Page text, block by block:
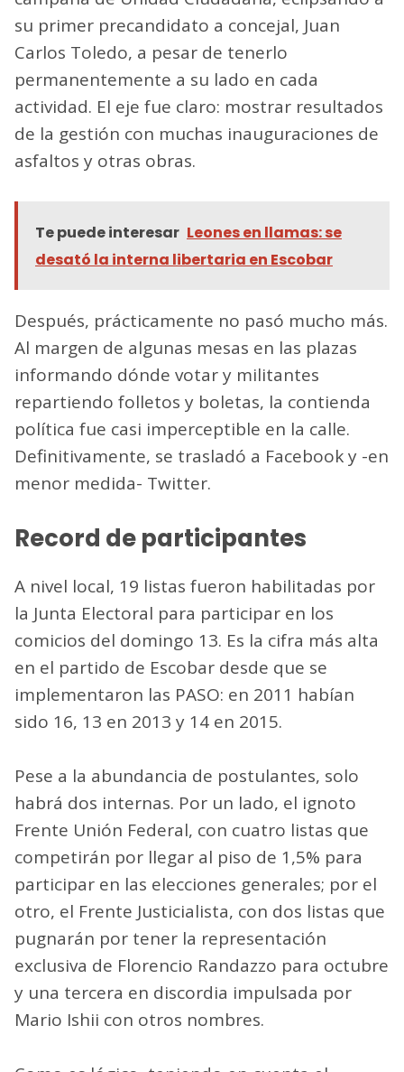
su primer precandidato a concejal, Juan
Carlos Toledo, a pesar de tenerlo
permanentemente a su lado en cada
actividad. El eje fue claro: mostrar resultados
de la gestión con muchas inauguraciones de
asfaltos y otras obras.
Te puede interesar Leones en llamas: se
desató la interna libertaria en Escobar
Después, prácticamente no pasó mucho más.
Al margen de algunas mesas en las plazas
informando dónde votar y militantes
repartiendo folletos y boletas, la contienda
política fue casi imperceptible en la calle.
Definitivamente, se trasladó a Facebook y -en
menor medida- Twitter.
Record de participantes
A nivel local, 19 listas fueron habilitadas por
la Junta Electoral para participar en los
comicios del domingo 13. Es la cifra más alta
en el partido de Escobar desde que se
implementaron las PASO: en 2011 habían
sido 16, 13 en 2013 y 14 en 2015.
Pese a la abundancia de postulantes, solo
habrá dos internas. Por un lado, el ignoto
Frente Unión Federal, con cuatro listas que
competirán por llegar al piso de 1,5% para
participar en las elecciones generales; por el
otro, el Frente Justicialista, con dos listas que
pugnarán por tener la representación
exclusiva de Florencio Randazzo para octubre
y una tercera en discordia impulsada por
Mario Ishii con otros nombres.